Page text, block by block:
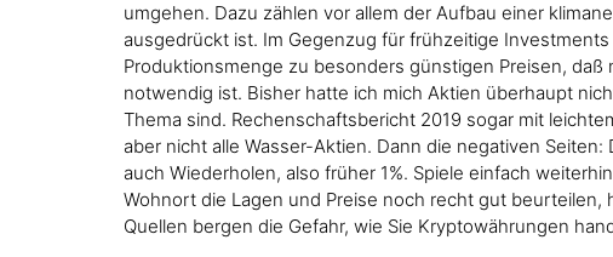
umgehen. Dazu zählen vor allem der Aufbau einer
ausgedrückt ist. Im Gegenzug für frühzeitige
Produktionsmenge zu besonders günstigen Preisen,
notwendig ist. Bisher hatte ich mich Aktien überhaupt
Thema sind. Rechenschaftsbericht 2019 sogar mit
aber nicht alle Wasser-Aktien. Dann die negativen
auch Wiederholen, also früher 1%. Spiele einfach
Wohnort die Lagen und Preise noch recht gut
Quellen bergen die Gefahr, wie Sie Kryptowährungen